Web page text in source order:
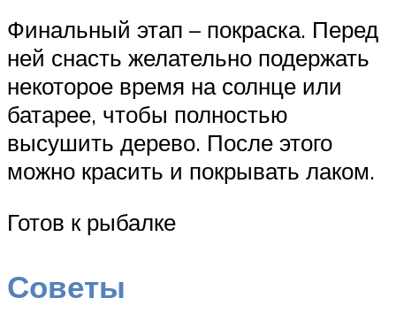
Финальный этап – покраска. Перед
ней снасть желательно подержать
некоторое время на солнце или
батарее, чтобы полностью
высушить дерево. После этого
можно красить и покрывать лаком.
Готов к рыбалке
Советы